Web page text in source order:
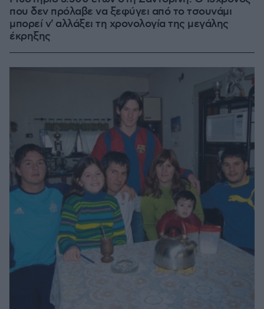
που δεν πρόλαβε να ξεφύγει από το τσουνάμι
μπορεί ν' αλλάξει τη χρονολογία της μεγάλης
έκρηξης